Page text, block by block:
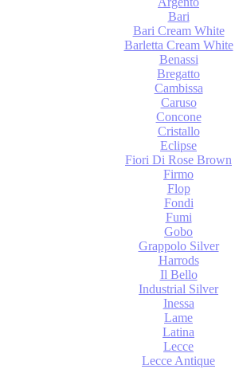
Bari
Bari Cream White
Barletta Cream White
Benassi
Bregatto
Cambissa
Caruso
Concone
Cristallo
Eclipse
Fiori Di Rose Brown
Firmo
Flop
Fondi
Fumi
Gobo
Grappolo Silver
Harrods
Il Bello
Industrial Silver
Inessa
Lame
Latina
Lecce
Lecce Antique